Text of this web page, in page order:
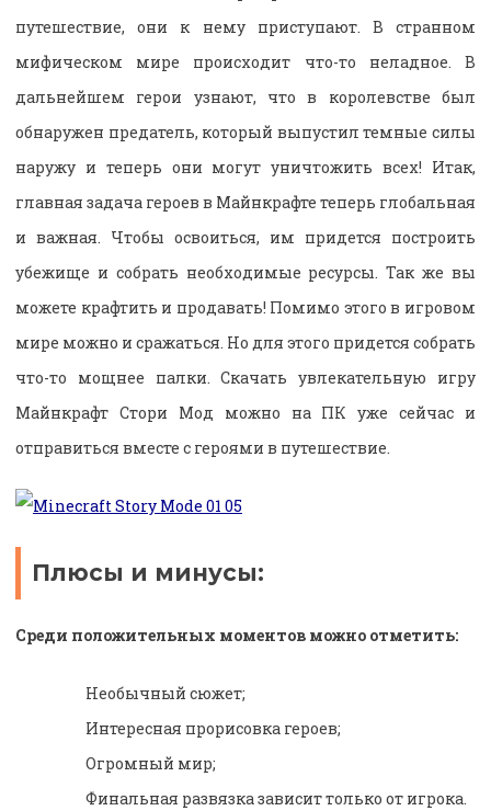
путешествие, они к нему приступают. В странном
мифическом мире происходит что-то неладное. В
дальнейшем герои узнают, что в королевстве был
обнаружен предатель, который выпустил темные силы
наружу и теперь они могут уничтожить всех! Итак,
главная задача героев в Майнкрафте теперь глобальная
и важная. Чтобы освоиться, им придется построить
убежище и собрать необходимые ресурсы. Так же вы
можете крафтить и продавать! Помимо этого в игровом
мире можно и сражаться. Но для этого придется собрать
что-то мощнее палки. Скачать увлекательную игру
Майнкрафт Стори Мод можно на ПК уже сейчас и
отправиться вместе с героями в путешествие.
Плюсы и минусы:
Среди положительных моментов можно отметить:
Необычный сюжет;
Интересная прорисовка героев;
Огромный мир;
Финальная развязка зависит только от игрока.